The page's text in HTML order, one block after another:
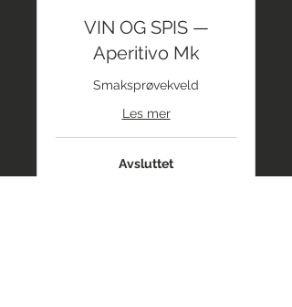
VIN OG SPIS —
Aperitivo Mk
Smaksprøvekveld
Les mer
Avsluttet